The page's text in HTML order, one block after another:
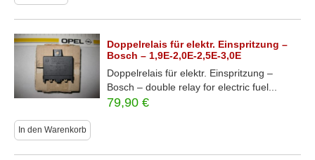
Doppelrelais für elektr. Einspritzung –
Bosch – 1,9E-2,0E-2,5E-3,0E
Doppelrelais für elektr. Einspritzung –
Bosch – double relay for electric fuel...
79,90€
In den Warenkorb